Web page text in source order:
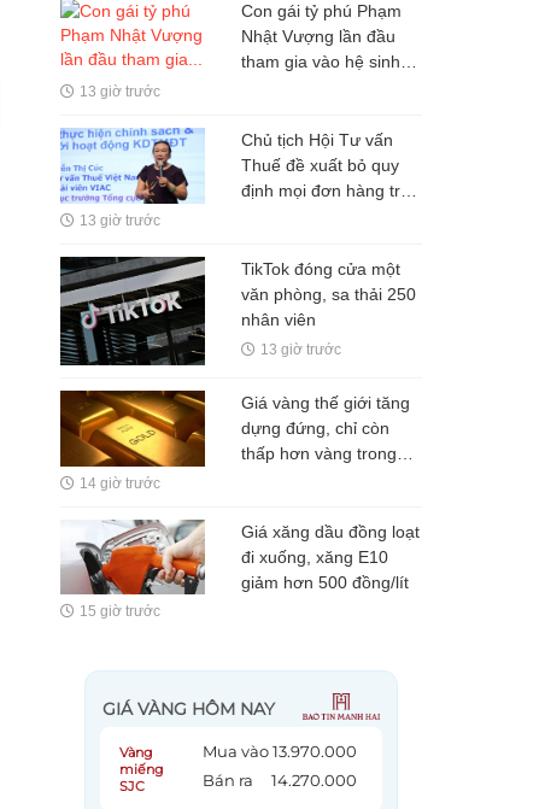
Con gái tỷ phú Phạm
Nhật Vượng lần đầu
tham gia vào hệ sinh
13 giờ trước
Chủ tịch Hội Tư vấn
Thuế đề xuất bỏ quy
định mọi đơn hàng trên
13 giờ trước
TikTok đóng cửa một
văn phòng, sa thải 250
nhân viên
13 giờ trước
Giá vàng thế giới tăng
dựng đứng, chỉ còn
thấp hơn vàng trong
14 giờ trước
Giá xăng dầu đồng loạt
đi xuống, xăng E10
giảm hơn 500 đồng/lít
15 giờ trước